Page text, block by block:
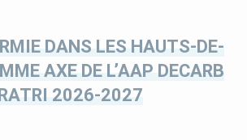
DANS LES HAUTS-DE-
AXE DE L’AAP DECARB
2026-2027